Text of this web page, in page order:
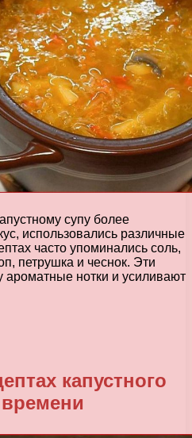
супу более
использовались различные
часто упоминались соль,
петрушка и чеснок. Эти
ароматные нотки и усиливают
капустного